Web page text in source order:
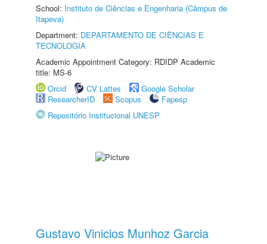
School: Instituto de Ciências e Engenharia (Câmpus de
Itapeva)
Department: DEPARTAMENTO DE CIÊNCIAS E
TECNOLOGIA
Academic Appointment Category: RDIDP Academic
title: MS-6
Orcid
CV Lattes
Google Scholar
ResearcherID
Scopus
Fapesp
Repositório Institucional UNESP
Gustavo Vinicios Munhoz Garcia